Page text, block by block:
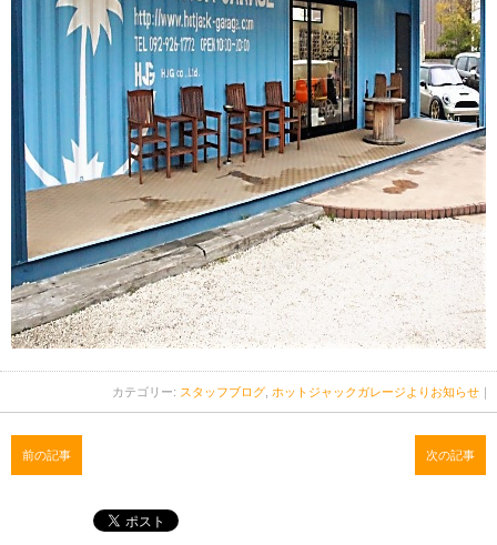
カテゴリー: スタッフブログ ホットジャックガレージよりお知らせ ｜
前の記事 次の記事